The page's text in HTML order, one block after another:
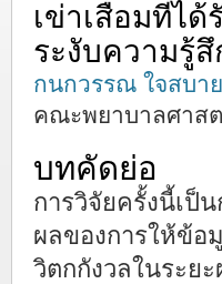
เข่าเสื่อมที่ไ
ระงับความรู้
กนกวรรณ ใจสบาย
คณะพยาบาลศาส
บทคัดย่อ
การวิจัยครั้งนี้เป็
ผลของการให้ข้อ
วิตกกังวลในระย